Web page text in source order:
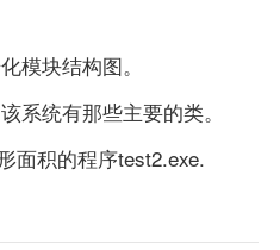
块结构图。
统有那些主要的类。
积的程序test2.exe.